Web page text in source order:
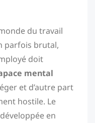
du travail
parfois brutal,
doit
mental
et d’autre part
hostile. Le
en